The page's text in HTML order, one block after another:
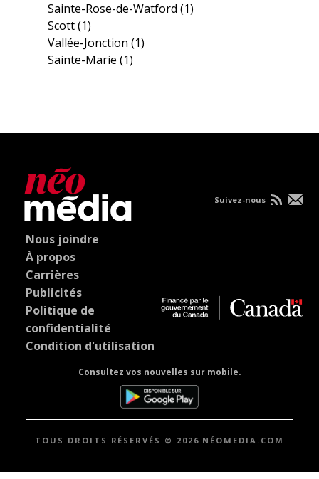
Sainte-Rose-de-Watford(1)
Scott(1)
Vallée-Jonction(1)
Sainte-Marie(1)
Nous joindre
À propos
Carrières
Publicités
Politique de
confidentialité
Condition d'utilisation
Consultez vos nouvelles sur mobile.
Suivez-nous
TOUS DROITS RÉSERVÉS © 2026 NÉOMEDIA.COM